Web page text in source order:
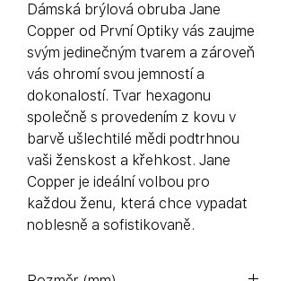
Dámská brýlová obruba Jane
Copper od První Optiky vás zaujme
svým jedinečným tvarem a zároveň
vás ohromí svou jemností a
dokonalostí. Tvar hexagonu
společně s provedením z kovu v
barvě ušlechtilé mědi podtrhnou
vaši ženskost a křehkost. Jane
Copper je ideální volbou pro
každou ženu, která chce vypadat
noblesně a sofistikovaně.